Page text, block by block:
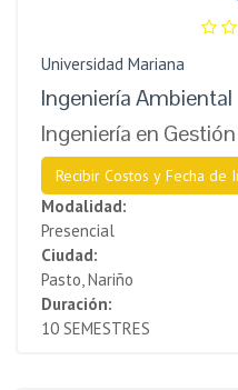
Universidad Mariana
Ingeniería Ambiental
Ingeniería en
Recibir Costos y Fecha de
Modalidad:
Presencial
Ciudad:
Pasto, Nariño
Duración:
10 SEMESTRES